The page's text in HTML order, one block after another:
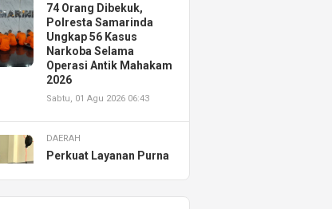
74 Orang Dibekuk,
Polresta Samarinda
Ungkap 56 Kasus
Narkoba Selama
Operasi Antik Mahakam
2026
Sabtu, 01 Agu 2026 06:43
DAERAH
Perkuat Layanan Purna
Resmikan AHASS